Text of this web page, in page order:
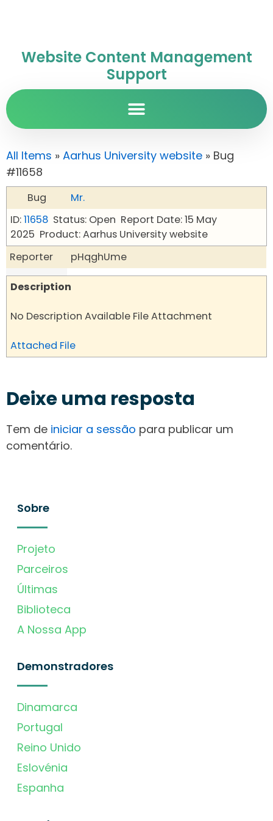
Website Content Management
Support
All Items » Aarhus University website » Bug
#11658
Bug
Mr.
ID:11658 Status: Open Report Date: 15 May
2025 Product: Aarhus University website
Reporter
pHqghUme
Description
No Description Available File Attachment
Attached File
Deixe uma resposta
Tem de iniciar a sessão para publicar um
comentário.
Sobre
Projeto
Parceiros
Últimas
Biblioteca
A Nossa App
Demonstradores
Dinamarca
Portugal
Reino Unido
Eslovénia
Espanha